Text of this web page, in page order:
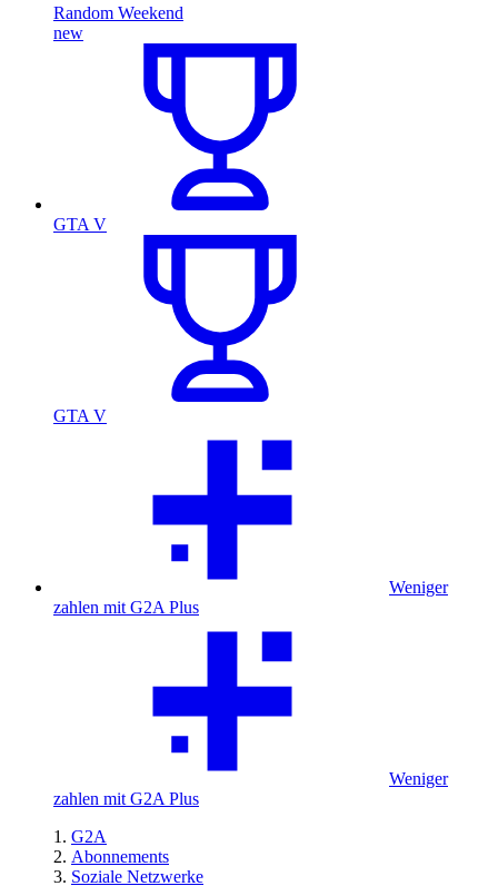
Random Weekend
new
GTA V
GTA V
Weniger
zahlen mit G2A Plus
Weniger
zahlen mit G2A Plus
G2A
Abonnements
Soziale Netzwerke